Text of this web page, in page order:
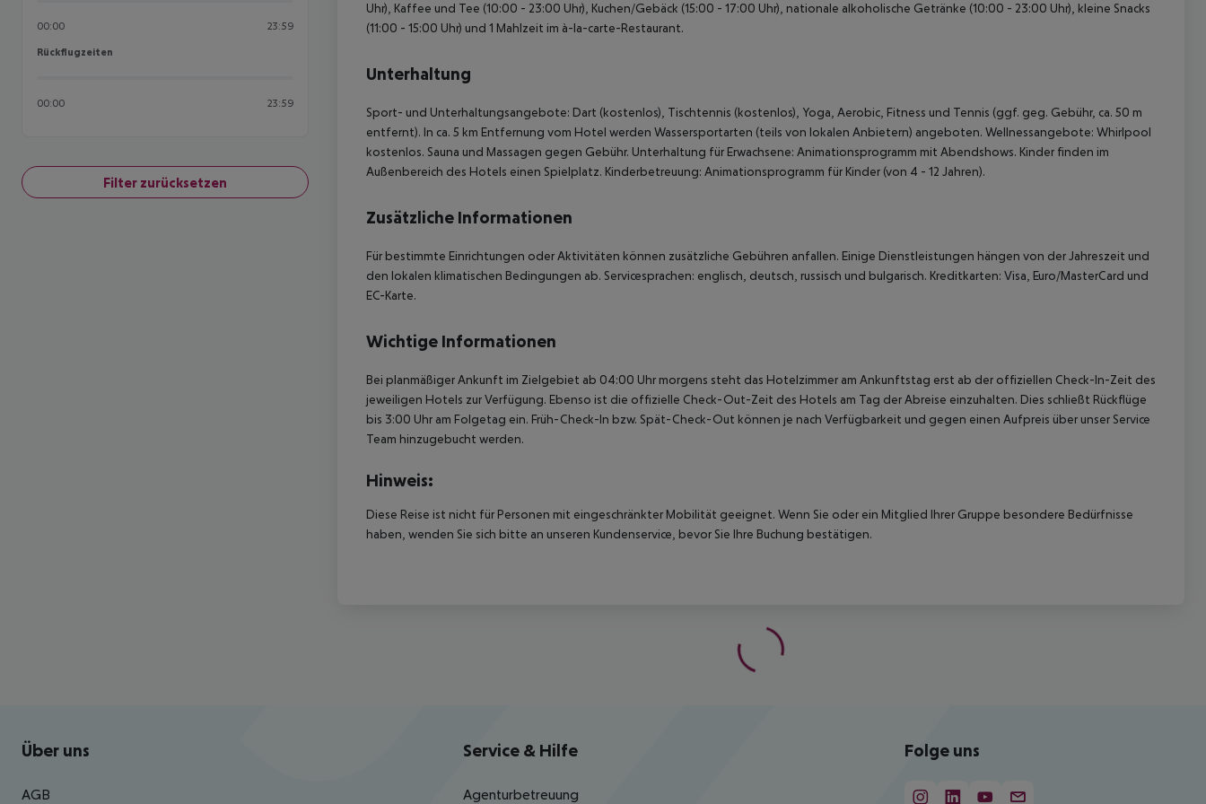
00:00 23:59
Rückflugzeiten
Rückflugzeiten
00:00 23:59
Filter zurücksetzen
Uhr), Kaffee und Tee (10:00 - 23:00 Uhr), Kuchen/Gebäck (15:00 - 17:00 Uhr), nationale alkoholische Getränke (10:00 - 23:00 Uhr), kleine Snacks
(11:00 - 15:00 Uhr) und 1 Mahlzeit im à-la-carte-Restaurant.
Unterhaltung
Sport- und Unterhaltungsangebote: Dart (kostenlos), Tischtennis (kostenlos), Yoga, Aerobic, Fitness und Tennis (ggf. geg. Gebühr, ca. 50 m
entfernt). In ca. 5 km Entfernung vom Hotel werden Wassersportarten (teils von lokalen Anbietern) angeboten. Wellnessangebote: Whirlpool
kostenlos. Sauna und Massagen gegen Gebühr. Unterhaltung für Erwachsene: Animationsprogramm mit Abendshows. Kinder finden im
Außenbereich des Hotels einen Spielplatz. Kinderbetreuung: Animationsprogramm für Kinder (von 4 - 12 Jahren).
Zusätzliche Informationen
Für bestimmte Einrichtungen oder Aktivitäten können zusätzliche Gebühren anfallen. Einige Dienstleistungen hängen von der Jahreszeit und
den lokalen klimatischen Bedingungen ab. Servicesprachen: englisch, deutsch, russisch und bulgarisch. Kreditkarten: Visa, Euro/MasterCard und
EC-Karte.
Wichtige Informationen
Bei planmäßiger Ankunft im Zielgebiet ab 04:00 Uhr morgens steht das Hotelzimmer am Ankunftstag erst ab der offiziellen Check-In-Zeit des
jeweiligen Hotels zur Verfügung. Ebenso ist die offizielle Check-Out-Zeit des Hotels am Tag der Abreise einzuhalten. Dies schließt Rückflüge
bis 3:00 Uhr am Folgetag ein. Früh-Check-In bzw. Spät-Check-Out können je nach Verfügbarkeit und gegen einen Aufpreis über unser Service
Team hinzugebucht werden.
Hinweis:
Diese Reise ist nicht für Personen mit eingeschränkter Mobilität geeignet. Wenn Sie oder ein Mitglied Ihrer Gruppe besondere Bedürfnisse
haben, wenden Sie sich bitte an unseren Kundenservice, bevor Sie Ihre Buchung bestätigen.
Footer navigation
Über uns
AGB
Service & Hilfe
Agenturbetreuung
Folge uns